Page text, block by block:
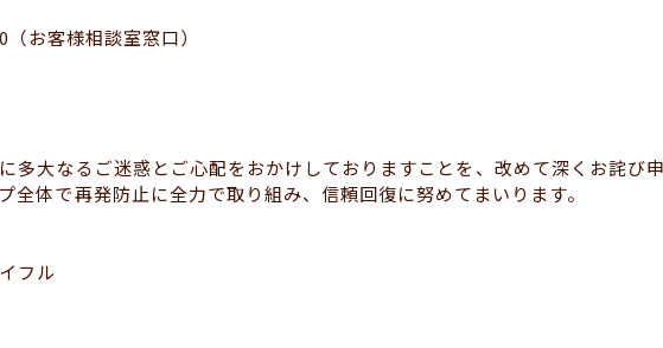
お客様相談室窓口）
多大なるご迷惑とご心配をおかけしておりますことを、改めて深くお詫び申
全体で再発防止に全力で取り組み、信頼回復に努めてまいります。
フル